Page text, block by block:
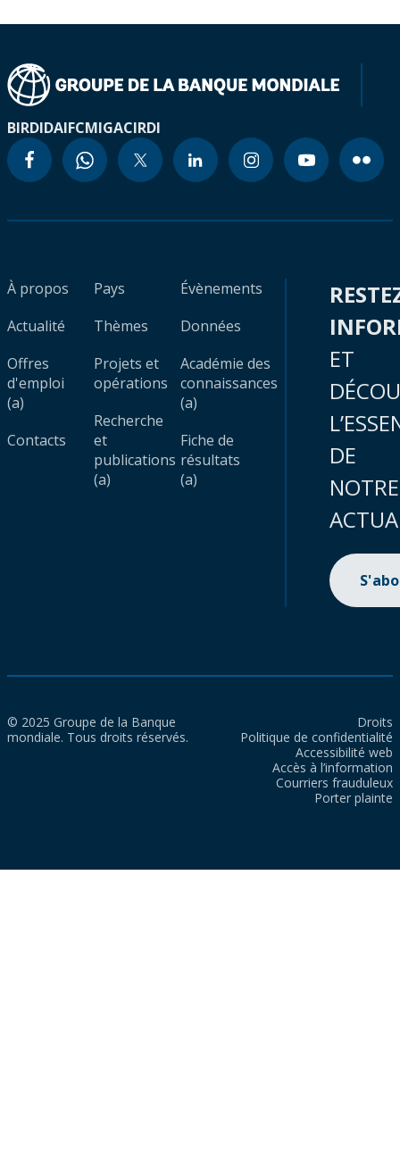
BIRDIDAIFCMIGACIRDI
À propos
Actualité
Offres
d'emploi
(a)
Contacts
Pays
Thèmes
Projets et
opérations
Recherche
et
publications
(a)
Évènements
Données
Académie des
connaissances
(a)
Fiche de
résultats
(a)
ET
DE
NOTRE
© 2025 Groupe de la Banque
mondiale. Tous droits réservés.
Droits
Politique de confidentialité
Accessibilité web
Accès à l’information
Courriers frauduleux
Porter plainte